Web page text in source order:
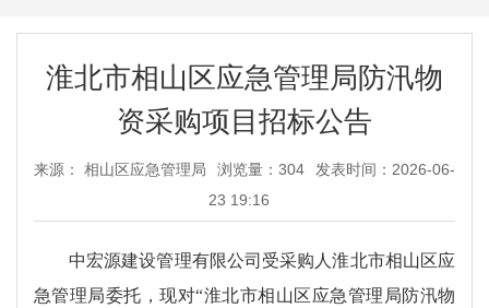
淮北市相山区应急管理局防汛物
资采购项目招标公告
来源： 相山区应急管理局 浏览量： 304
发表时间：2026-06-
23 19:16
中宏源建设管理有限公司受采购人淮北市相山区应
急管理局委托，现对“淮北市相山区应急管理局防汛物